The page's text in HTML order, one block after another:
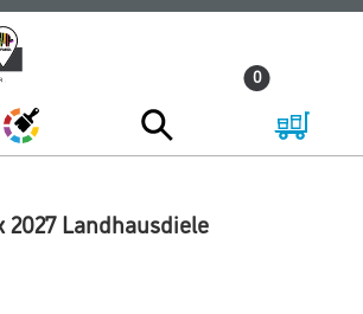
0
2027 Landhausdiele